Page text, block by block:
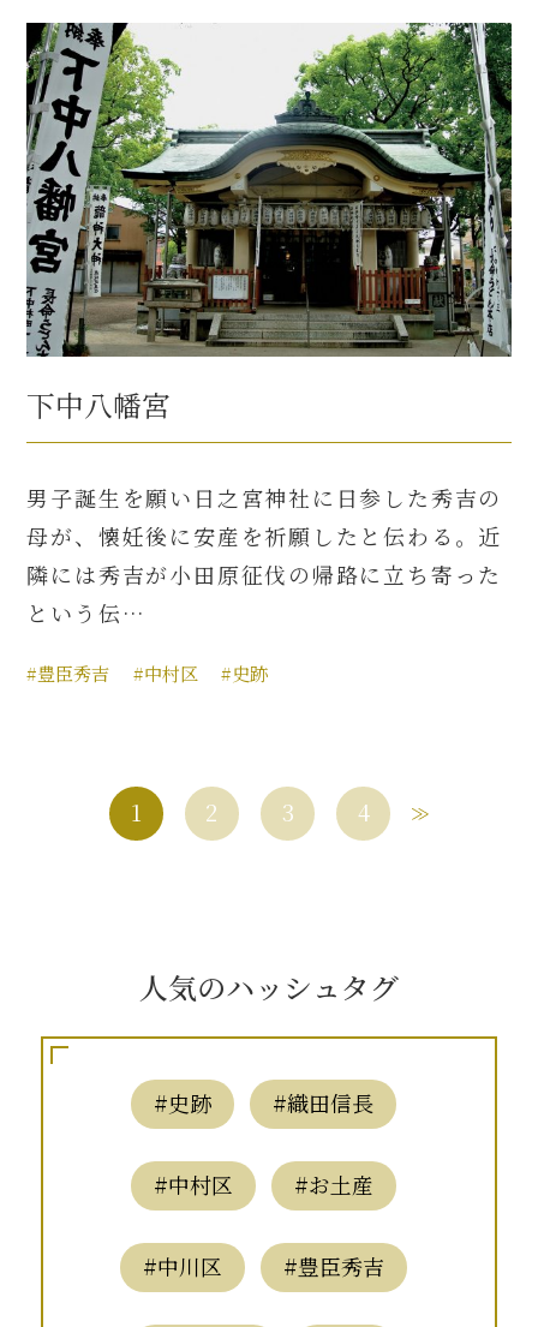
下中八幡宮
男子誕生を願い日之宮神社に日参した秀吉の
母が、懐妊後に安産を祈願したと伝わる。近
隣には秀吉が小田原征伐の帰路に立ち寄った
という伝…
#豊臣秀吉 #中村区 #史跡
1 2 3 4
人気のハッシュタグ
#史跡 #織田信長
#中村区 #お土産
#中川区 #豊臣秀吉